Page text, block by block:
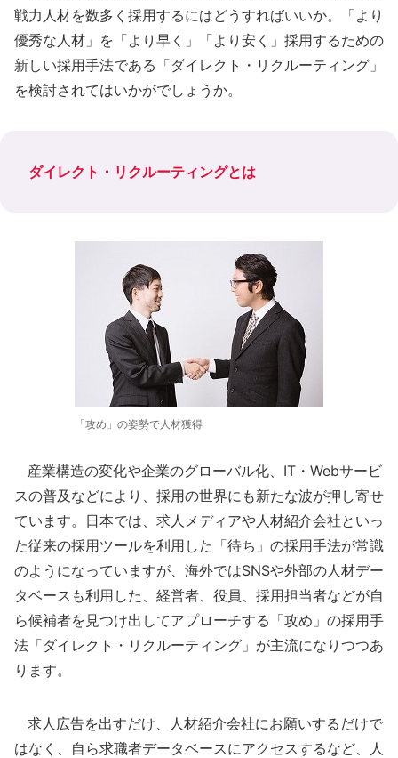
戦力人材を数多く採用するにはどうすればいいか。「より
優秀な人材」を「より早く」「より安く」採用するための
新しい採用手法である「ダイレクト・リクルーティング」
を検討されてはいかがでしょうか。
ダイレクト・リクルーティングとは
「攻め」の姿勢で人材獲得
産業構造の変化や企業のグローバル化、IT・Webサービ
スの普及などにより、採用の世界にも新たな波が押し寄せ
ています。日本では、求人メディアや人材紹介会社といっ
た従来の採用ツールを利用した「待ち」の採用手法が常識
のようになっていますが、海外ではSNSや外部の人材デー
タベースも利用した、経営者、役員、採用担当者などが自
ら候補者を見つけ出してアプローチする「攻め」の採用手
法「ダイレクト・リクルーティング」が主流になりつつあ
ります。
求人広告を出すだけ、人材紹介会社にお願いするだけで
はなく、自ら求職者データベースにアクセスするなど、人